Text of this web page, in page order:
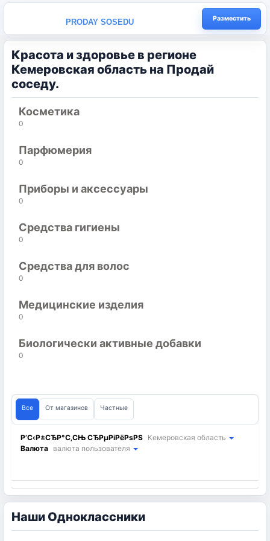
PRODAY SOSEDU Разместить
Красота и здоровье в регионе
Кемеровская область на Продай
соседу.
Косметика
0
Парфюмерия
0
Приборы и аксессуары
0
Средства гигиены
0
Средства для волос
0
Медицинские изделия
0
Биологически активные добавки
0
Все От магазинов Частные
Р’С‹Р±СЂР°С‚СЊ СЂРµРіРёРѕРЅ Кемеровская область
Валюта валюта пользователя
Наши Одноклассники